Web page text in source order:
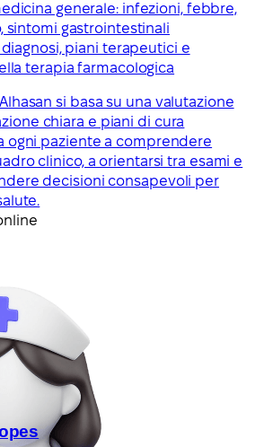
generale: infezioni, febbre,
sintomi gastrointestinali
piani terapeutici e
terapia farmacologica
si basa su una valutazione
chiara e piani di cura
ogni paziente a comprendere
clinico, a orientarsi tra esami e
decisioni consapevoli per